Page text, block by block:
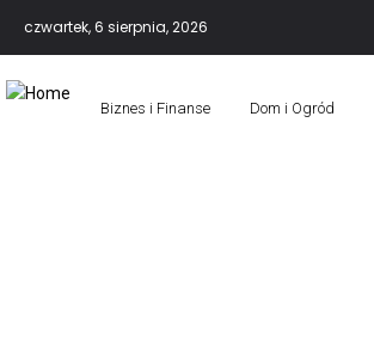
czwartek, 6 sierpnia, 2026
Biznes i Finanse Dom i Ogród